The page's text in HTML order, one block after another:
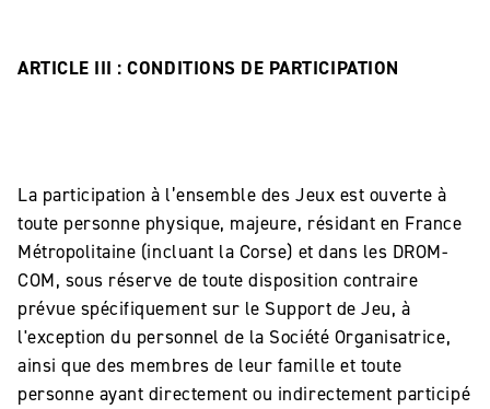
ARTICLE III : CONDITIONS DE PARTICIPATION
La participation à l’ensemble des Jeux est ouverte à
toute personne physique, majeure, résidant en France
Métropolitaine (incluant la Corse) et dans les DROM-
COM, sous réserve de toute disposition contraire
prévue spécifiquement sur le Support de Jeu, à
l'exception du personnel de la Société Organisatrice,
ainsi que des membres de leur famille et toute
personne ayant directement ou indirectement participé